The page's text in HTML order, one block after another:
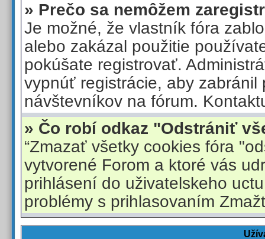
» Prečo sa nemôžem
Je možné, že vlastník fóra
alebo zakázal použitie
pokúšate registrovať.
vypnúť registrácie, aby zabránil
návštevníkov na fórum.
» Čo robí odkaz "Odstrániť
“Zmazať všetky cookies fóra
vytvorené Forom a ktoré vás
prihlásení do uživatelskeho
problémy s prihlasovaním